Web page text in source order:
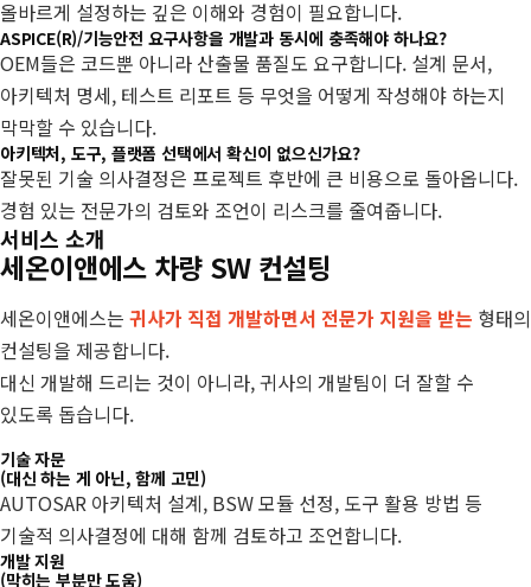
올바르게 설정하는 깊은 이해와 경험이 필요합니다.
ASPICE(R)/기능안전 요구사항을 개발과 동시에 충족해야 하나요?
OEM들은 코드뿐 아니라 산출물 품질도 요구합니다. 설계 문서,
아키텍처 명세, 테스트 리포트 등 무엇을 어떻게 작성해야 하는지
막막할 수 있습니다.
아키텍처, 도구, 플랫폼 선택에서 확신이 없으신가요?
잘못된 기술 의사결정은 프로젝트 후반에 큰 비용으로 돌아옵니다.
경험 있는 전문가의 검토와 조언이 리스크를 줄여줍니다.
서비스 소개
세온이앤에스 차량 SW 컨설팅
세온이앤에스는 귀사가 직접 개발하면서 전문가 지원을 받는 형태의
컨설팅을 제공합니다.
대신 개발해 드리는 것이 아니라, 귀사의 개발팀이 더 잘할 수
있도록 돕습니다.
기술 자문
(대신 하는 게 아닌, 함께 고민)
AUTOSAR 아키텍처 설계, BSW 모듈 선정, 도구 활용 방법 등
기술적 의사결정에 대해 함께 검토하고 조언합니다.
개발 지원
(막히는 부분만 도움)